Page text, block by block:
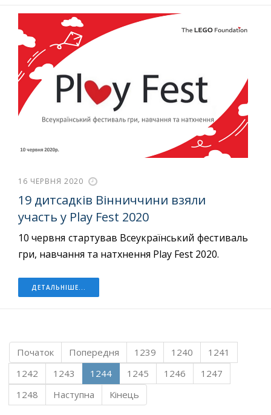
16 ЧЕРВНЯ 2020
19 дитсадків Вінниччини взяли
участь у Play Fest 2020
10 червня стартував Всеукраїнський фестиваль
гри, навчання та натхнення Play Fest 2020.
ДЕТАЛЬНІШЕ...
Початок Попередня 1239 1240
1241
1242
1243 1244 1245 1246
1247
1248
Наступна Кінець